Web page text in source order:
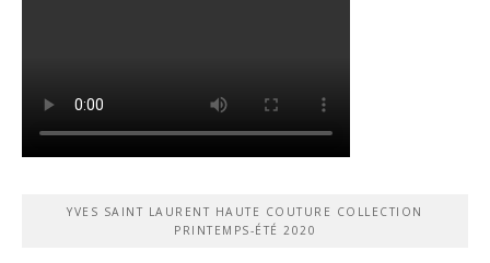
YVES SAINT LAURENT HAUTE COUTURE COLLECTION
PRINTEMPS-ÉTÉ 2020